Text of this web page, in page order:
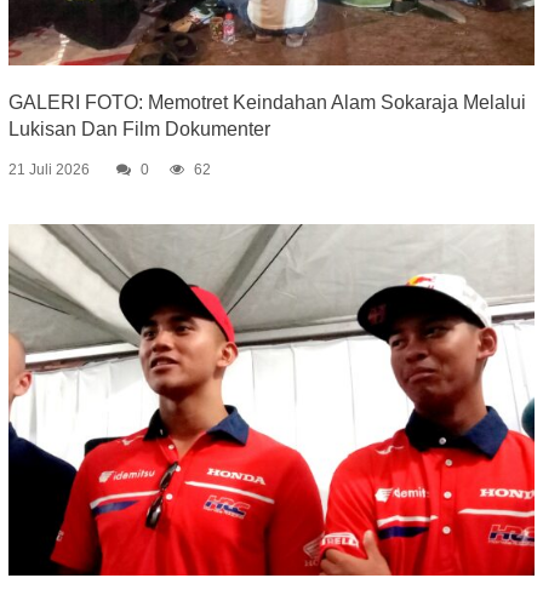
GALERI FOTO: Memotret Keindahan Alam Sokaraja Melalui
Lukisan Dan Film Dokumenter
21 Juli 2026 0 62